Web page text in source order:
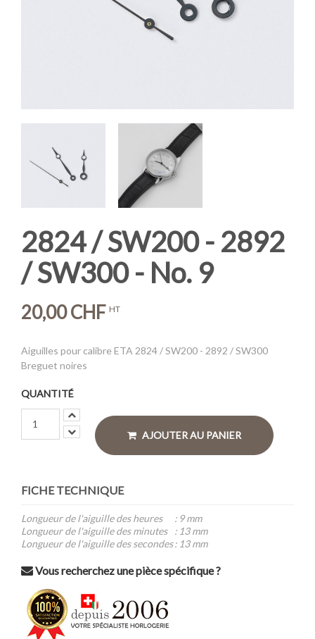
2824 / SW200 - 2892
/ SW300 - No. 9
20,00 CHF HT
Aiguilles pour calibre ETA 2824 / SW200 - 2892 / SW300
Breguet noires
QUANTITÉ
AJOUTER AU PANIER
FICHE TECHNIQUE
Longueur de l'aiguille des heures : 9 mm
Longueur de l'aiguille des minutes
: 13 mm
Longueur de l'aiguille des secondes: 13 mm
Vous recherchez une pièce spécifique ?